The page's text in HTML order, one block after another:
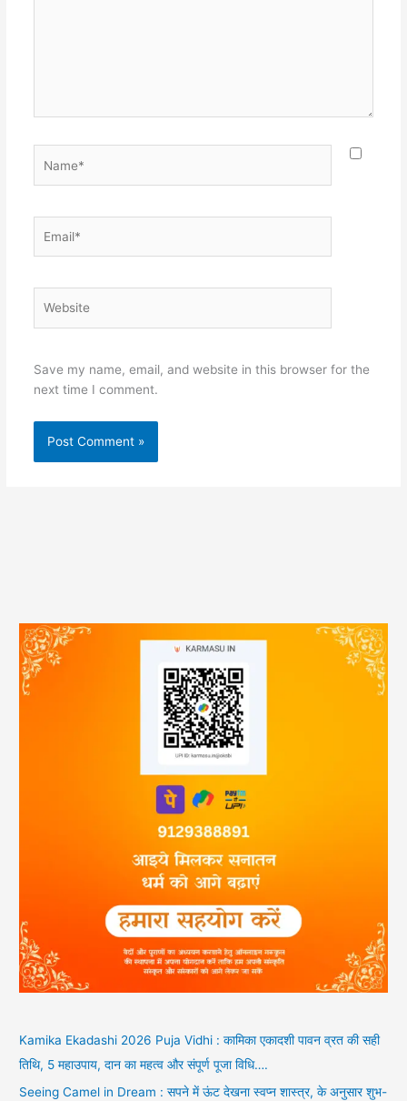
Save my name, email, and website in this browser for the
next time I comment.
Kamika Ekadashi 2026 Puja Vidhi : कामिका एकादशी पावन व्रत की सही
तिथि, 5 महाउपाय, दान का महत्व और संपूर्ण पूजा विधि….
Seeing Camel in Dream : सपने में ऊंट देखना स्वप्न शास्त्र, के अनुसार शुभ-